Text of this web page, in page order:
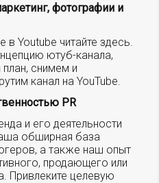
фотографии и
Youtube читайте здесь.
ютуб-канала,
снимем и
канал на YouTube.
PR
и его деятельности
обширная база
а также наш опыт
продающего или
Привлеките целевую